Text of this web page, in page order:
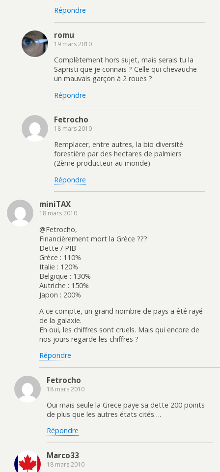
Répondre
romu
19 mars 2010
Complètement hors sujet, mais serais tu la
Sapristi que je connais ? Celle qui chevauche
un mauvais garçon à 2 roues ?
Répondre
Fetrocho
18 mars 2010
Remplacer, entre autres, la bio diversité
forestière par des hectares de palmiers
(2ème producteur au monde)
Répondre
miniTAX
18 mars 2010
@Fetrocho,
Financièrement mort la Grèce ???
Dette / PIB
Grèce : 110%
Italie : 120%
Belgique : 130%
Autriche : 150%
Japon : 200%
A ce compte, un grand nombre de pays a été rayé
de la galaxie.
Eh oui, les chiffres sont cruels. Mais qui encore de
nos jours regarde les chiffres ?
Répondre
Fetrocho
18 mars 2010
Oui mais seule la Grece paye sa dette 200 points
de plus que les autres états cités….
Répondre
Marco33
18 mars 2010